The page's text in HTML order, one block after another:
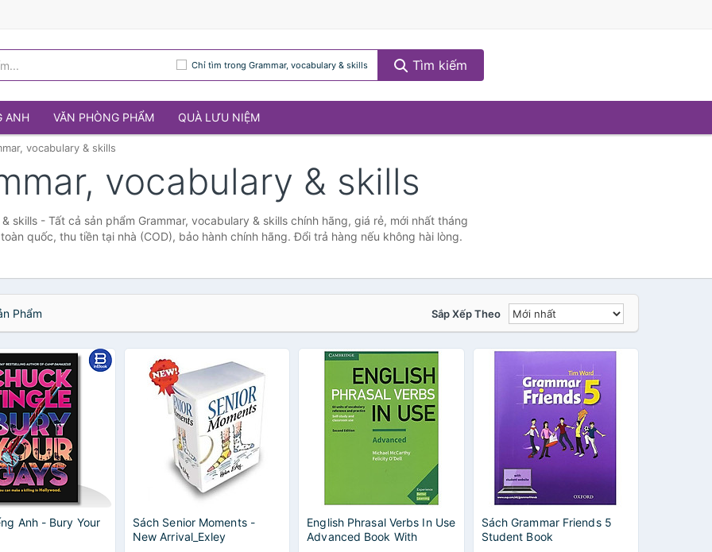
Chỉ tìm trong Grammar, vocabulary & skills Tìm kiếm
ANH VĂN PHÒNG PHẨM QUÀ LƯU NIỆM
vocabulary & skills
vocabulary & skills
skills - Tất cả sản phẩm Grammar, vocabulary & skills chính hãng, giá rẻ, mới nhất tháng
quốc, thu tiền tại nhà (COD), bảo hành chính hãng. Đổi trả hàng nếu không hài lòng.
Phẩm Sắp Xếp Theo
Anh - Bury Your
Sách Senior Moments -
New Arrival_Exley
English Phrasal Verbs In Use
Advanced Book With
Sách Grammar Friends 5
Student Book